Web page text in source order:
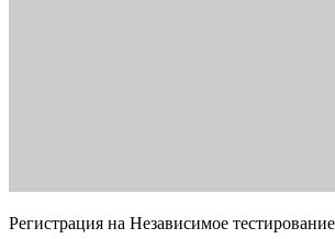
Регистрация на Независимое тестирование